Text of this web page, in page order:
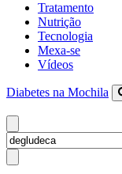
Tratamento
Nutrição
Tecnologia
Mexa-se
Vídeos
Diabetes na Mochila